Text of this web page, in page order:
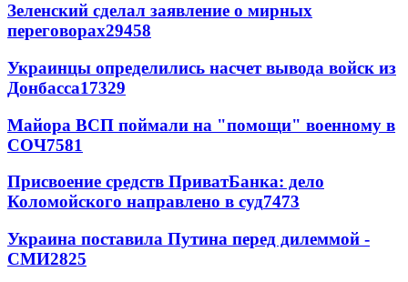
Зеленский сделал заявление о мирных
переговорах29458
Украинцы определились насчет вывода войск из
Донбасса17329
Майора ВСП поймали на "помощи" военному в
СОЧ7581
Присвоение средств ПриватБанка: дело
Коломойского направлено в суд7473
Украина поставила Путина перед дилеммой -
СМИ2825